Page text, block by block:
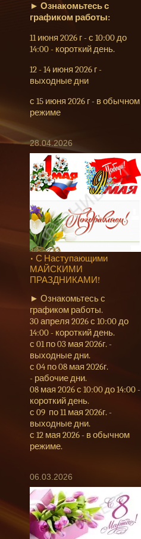
► Ознакомьтесь с
графиком работы:
11 июня 2026 г - с 10:00 до
14:00 - короткий день.
12 - 14 июня 2026 г -
выходные дни
с 15 июня 2026 г - в обычном
режиме
28.04.2026
• С Наступающими
МАЙСКИМИ
ПРАЗДНИКАМИ!
► Ознакомьтесь с
графиком работы.
30 апреля 2026 с 10:00 до
14:00 - короткий день.
с 01 по 03 мая 2026г. -
выходные дни.
с 04 по 08 мая 2026г.
- рабочие дни.
08 мая 2026 с 10:00 до 14:00 -
короткий день.
с 09 по 11 мая 2026г. -
выходные дни.
с 12 мая 2026 - в обычном
режиме.
06.03.2026